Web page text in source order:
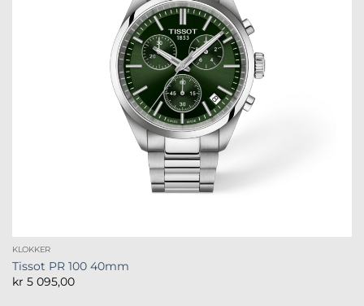
KLOKKER
Tissot PR 100 40mm
kr 5 095,00